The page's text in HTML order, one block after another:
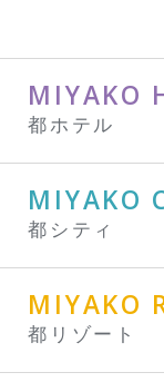
MIYAKO
都ホテル
MIYAKO
都シティ
MIYAKO
都リゾート